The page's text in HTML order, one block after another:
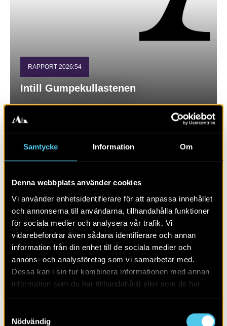
Samtycke Information Om
Denna webbplats använder cookies
Vi använder enhetsidentifierare för att anpassa innehållet
och annonserna till användarna, tillhandahålla funktioner
för sociala medier och analysera vår trafik. Vi
vidarebefordrar även sådana identifierare och annan
information från din enhet till de sociala medier och
annons- och analysföretag som vi samarbetar med.
Dessa kan i sin tur kombinera informationen med annan
information som du har tillhandahållit eller som de har
Nödvändig
RAPPORT 2026:54
Intill Gumpekullastenen
RAPPORT 2026:49
En malmgård med trädgård